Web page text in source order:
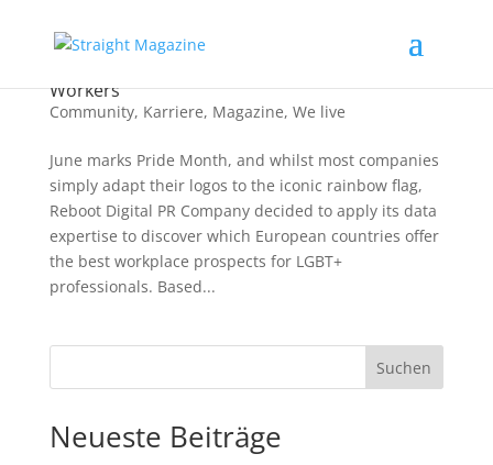
Workers
Community, Karriere, Magazine, We live
June marks Pride Month, and whilst most companies
simply adapt their logos to the iconic rainbow flag,
Reboot Digital PR Company decided to apply its data
expertise to discover which European countries offer
the best workplace prospects for LGBT+
professionals. Based...
Suchen
Neueste Beiträge